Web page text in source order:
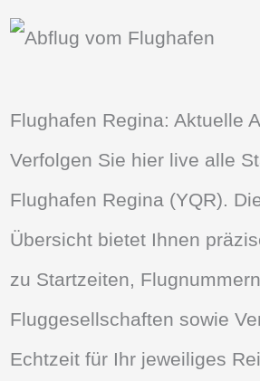
Flughafen Regina: Aktuelle
Verfolgen Sie hier live alle
Flughafen Regina (YQR).
Übersicht bietet Ihnen
zu Startzeiten,
Fluggesellschaften sowie
Echtzeit für Ihr jeweiliges